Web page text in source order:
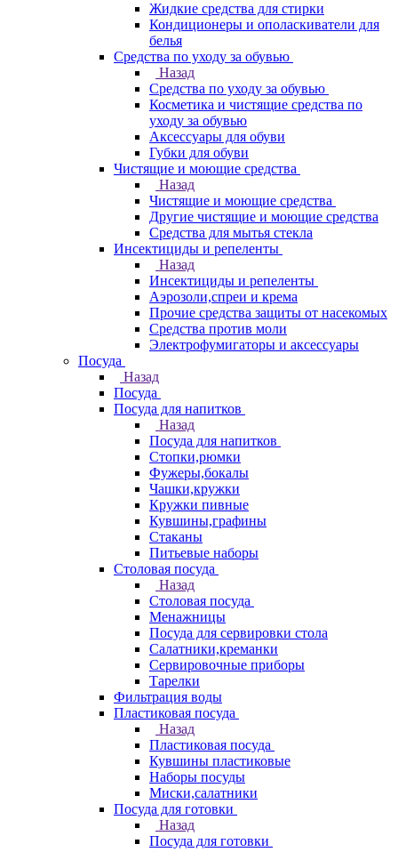
Жидкие средства для стирки
Кондиционеры и ополаскиватели для
белья
Средства по уходу за обувью
Назад
Средства по уходу за обувью
Косметика и чистящие средства по
уходу за обувью
Аксессуары для обуви
Губки для обуви
Чистящие и моющие средства
Назад
Чистящие и моющие средства
Другие чистящие и моющие средства
Средства для мытья стекла
Инсектициды и репеленты
Назад
Инсектициды и репеленты
Аэрозоли,спреи и крема
Прочие средства защиты от насекомых
Средства против моли
Электрофумигаторы и аксессуары
Посуда
Назад
Посуда
Посуда для напитков
Назад
Посуда для напитков
Стопки,рюмки
Фужеры,бокалы
Чашки,кружки
Кружки пивные
Кувшины,графины
Стаканы
Питьевые наборы
Столовая посуда
Назад
Столовая посуда
Менажницы
Посуда для сервировки стола
Салатники,креманки
Сервировочные приборы
Тарелки
Фильтрация воды
Пластиковая посуда
Назад
Пластиковая посуда
Кувшины пластиковые
Наборы посуды
Миски,салатники
Посуда для готовки
Назад
Посуда для готовки